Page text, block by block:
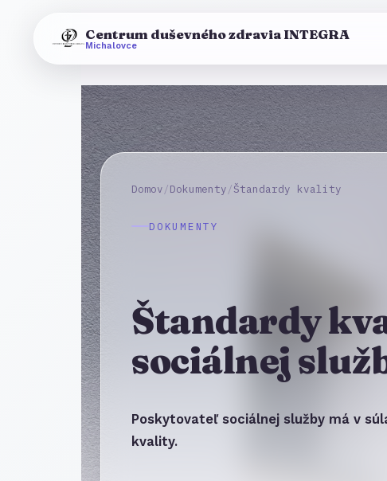
Centrum duševného zdravia INTEGRA
Michalovce
Domov/Dokumenty/Štandardy kvality
DOKUMENTY
Štandardy
sociálnej
Poskytovateľ sociálnej služby má v
kvality.